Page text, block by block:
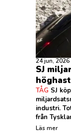
24 jun, 2026
SJ
TÅG SJ
industri.
från
Läs mer